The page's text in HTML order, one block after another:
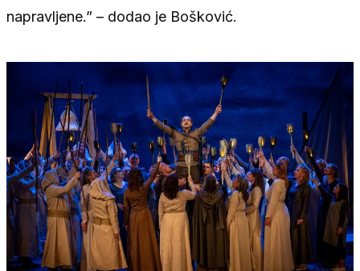
napravljene.” – dodao je Bošković.